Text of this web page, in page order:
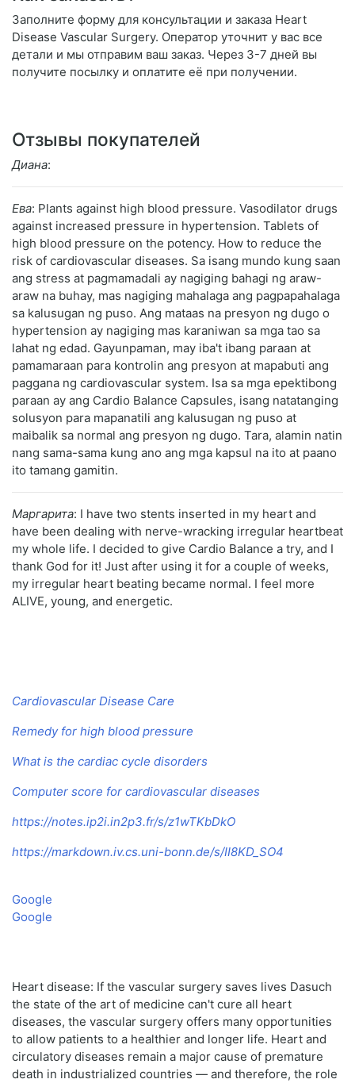
Заполните форму для консультации и заказа Heart
Disease Vascular Surgery. Оператор уточнит у вас все
детали и мы отправим ваш заказ. Через 3-7 дней вы
получите посылку и оплатите её при получении.
Отзывы покупателей
Диана:
Ева: Plants against high blood pressure. Vasodilator drugs
against increased pressure in hypertension. Tablets of
high blood pressure on the potency. How to reduce the
risk of cardiovascular diseases. Sa isang mundo kung saan
ang stress at pagmamadali ay nagiging bahagi ng araw-
araw na buhay, mas nagiging mahalaga ang pagpapahalaga
sa kalusugan ng puso. Ang mataas na presyon ng dugo o
hypertension ay nagiging mas karaniwan sa mga tao sa
lahat ng edad. Gayunpaman, may iba't ibang paraan at
pamamaraan para kontrolin ang presyon at mapabuti ang
paggana ng cardiovascular system. Isa sa mga epektibong
paraan ay ang Cardio Balance Capsules, isang natatanging
solusyon para mapanatili ang kalusugan ng puso at
maibalik sa normal ang presyon ng dugo. Tara, alamin natin
nang sama-sama kung ano ang mga kapsul na ito at paano
ito tamang gamitin.
Маргарита: I have two stents inserted in my heart and
have been dealing with nerve-wracking irregular heartbeat
my whole life. I decided to give Cardio Balance a try, and I
thank God for it! Just after using it for a couple of weeks,
my irregular heart beating became normal. I feel more
ALIVE, young, and energetic.
Cardiovascular Disease Care
Remedy for high blood pressure
What is the cardiac cycle disorders
Computer score for cardiovascular diseases
https://notes.ip2i.in2p3.fr/s/z1wTKbDkO
https://markdown.iv.cs.uni-bonn.de/s/II8KD_SO4
Google
Google
Heart disease: If the vascular surgery saves lives Dasuch
the state of the art of medicine can't cure all heart
diseases, the vascular surgery offers many opportunities
to allow patients to a healthier and longer life. Heart and
circulatory diseases remain a major cause of premature
death in industrialized countries — and therefore, the role